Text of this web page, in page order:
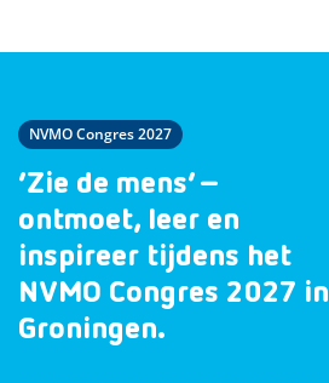
NVMO Congres 2027
‘Zie de mens’ –
ontmoet, leer en
inspireer tijdens het
NVMO Congres 2027 in
Groningen.